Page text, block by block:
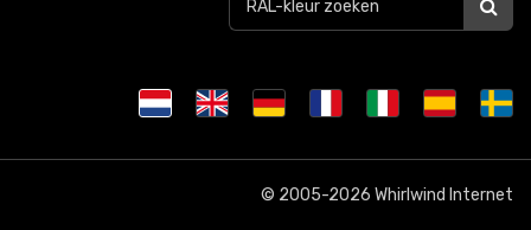
© 2005-2026 Whirlwind Internet